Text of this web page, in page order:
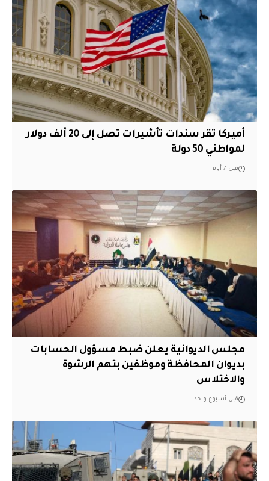
أميركا تقر سندات تأشيرات تصل إلى 20 ألف دولار
لمواطني 50 دولة
قبل 7 أيام
مجلس الديوانية يعلن ضبط مسؤول الحسابات
بديوان المحافظة وموظفين بتهم الرشوة
والاختلاس
قبل أسبوع واحد